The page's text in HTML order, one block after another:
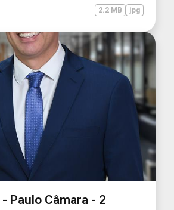
2.2 MB jpg
Paulo Câmara - 2